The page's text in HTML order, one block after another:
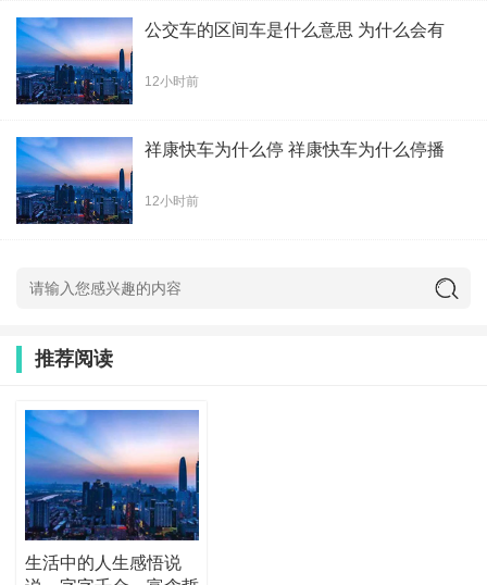
公交车的区间车是什么意思 为什么会有
12小时前
祥康快车为什么停 祥康快车为什么停播
12小时前
推荐阅读
生活中的人生感悟说